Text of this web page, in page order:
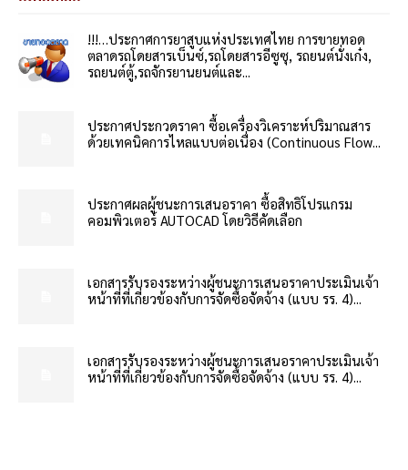
!!!…ประกาศการยาสูบแห่งประเทศไทย การขายทอด
ตลาดรถโดยสารเบ็นซ์,รถโดยสารอีซูซุ, รถยนต์นั่งเก๋ง,
รถยนต์ตู้,รถจักรยานยนต์และ...
ประกาศประกวดราคา ซื้อเครื่องวิเคราะห์ปริมาณสาร
ด้วยเทคนิคการไหลแบบต่อเนื่อง (Continuous Flow...
ประกาศผลผู้ชนะการเสนอราคา ซื้อสิทธิโปรแกรม
คอมพิวเตอร์ AUTOCAD โดยวิธีคัดเลือก
เอกสารรับรองระหว่างผู้ชนะการเสนอราคาประเมินเจ้า
หน้าที่ที่เกี่ยวข้องกับการจัดซื้อจัดจ้าง (แบบ รร. 4)...
เอกสารรับรองระหว่างผู้ชนะการเสนอราคาประเมินเจ้า
หน้าที่ที่เกี่ยวข้องกับการจัดซื้อจัดจ้าง (แบบ รร. 4)...